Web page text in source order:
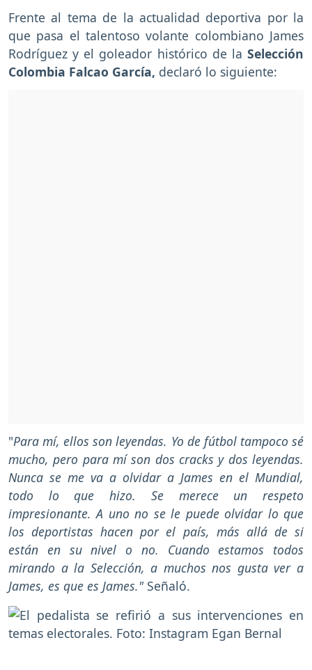
Frente al tema de la actualidad deportiva por la
que pasa el talentoso volante colombiano James
Rodríguez y el goleador histórico de la Selección
Colombia Falcao García, declaró lo siguiente:
"Para mí, ellos son leyendas. Yo de fútbol tampoco sé
mucho, pero para mí son dos cracks y dos leyendas.
Nunca se me va a olvidar a James en el Mundial,
todo lo que hizo. Se merece un respeto
impresionante. A uno no se le puede olvidar lo que
los deportistas hacen por el país, más allá de si
están en su nivel o no. Cuando estamos todos
mirando a la Selección, a muchos nos gusta ver a
James, es que es James." Señaló.